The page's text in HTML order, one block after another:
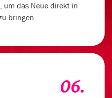
um das Neue direkt in
bringen
06.